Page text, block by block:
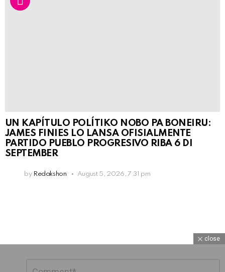
UN KAPÍTULO POLÍTIKO NOBO PA BONEIRU:
JAMES FINIES LO LANSA OFISIALMENTE
PARTIDO PUEBLO PROGRESIVO RIBA 6 DI
SEPTEMBER
by Redakshon August 5, 2026, 7:31 pm
close